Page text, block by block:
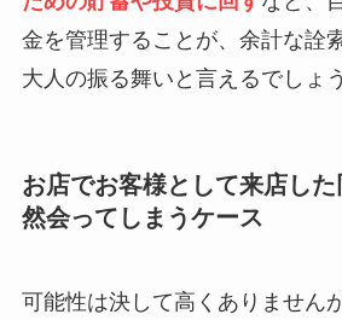
金を管理することが、余計な詮
大人の振る舞いと言えるでしょう
お店でお客様として来店し
然会ってしまうケース
可能性は決して高くありません